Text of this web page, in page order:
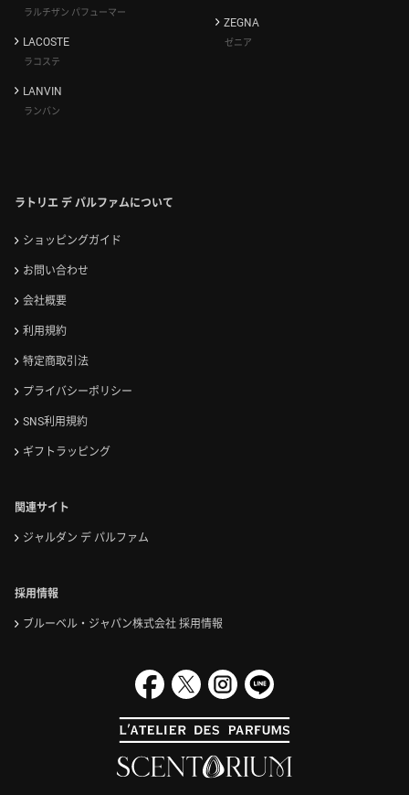
ラトリエ デ パルファムについて
ショッピングガイド
お問い合わせ
会社概要
利用規約
特定商取引法
プライバシーポリシー
SNS利用規約
ギフトラッピング
関連サイト
ジャルダン デ パルファム
採用情報
ブルーベル・ジャパン株式会社 採用情報
ラルチザン パフューマー
LACOSTE
ラコステ
LANVIN
ランバン
ZEGNA
ゼニア